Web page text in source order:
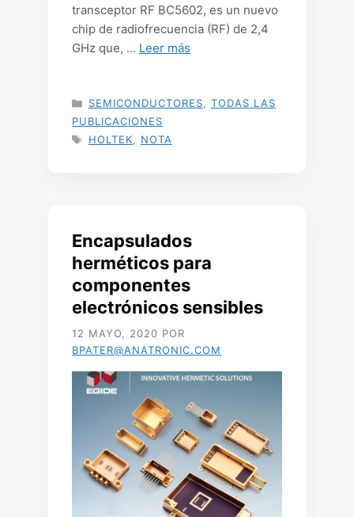
transceptor RF BC5602, es un nuevo
chip de radiofrecuencia (RF) de 2,4
GHz que, … Leer más
CATEGORÍAS
SEMICONDUCTORES
TODAS LAS
PUBLICACIONES
ETIQUETAS
HOLTEK NOTA
Encapsulados
herméticos para
componentes
electrónicos sensibles
12 MAYO, 2020 POR
BPATER@ANATRONIC.COM